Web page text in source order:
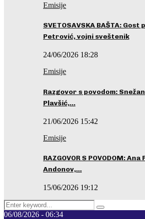
Emisije
SVETOSAVSKA BAŠTA:
Petrović, vojni sveštenik
24/06/2026 18:28
Emisije
Razgovor s povodom:
Plavšić,…
21/06/2026 15:42
Emisije
RAZGOVOR S POVODOM:
Andonov,…
15/06/2026 19:12
Search
for:
Pretraga
06/08/2026 - 06:34